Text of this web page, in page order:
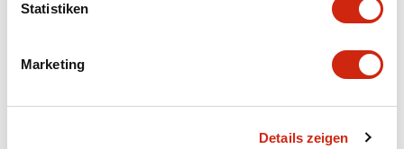
Statistiken
Marketing
Details zeigen
Dokumente und Dateien